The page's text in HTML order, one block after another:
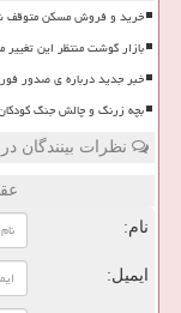
خرید و فروش مسکن متوقف
بازار گوشت منتظر این تغییر
خبر جدید درباره ی صدور
بچه زرنگ و چالش جنگ
نظرات بینندگان
نام:
ایمیل: